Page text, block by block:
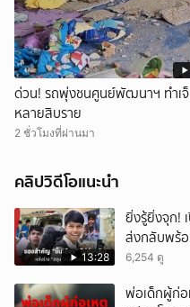
ด่วน! รถพุ่งชนศูนย์พัฒนาฯ ทำเ
หลายสิบราย
2 ชั่วโมงที่ผ่านมา
คลิปวิดีโอแนะนำ
13:28
ยิ่งรู้ยิ่งจุก!
ส่งกลับพร้อ
6,254 ดู
พ่อเด็กผู้ก่อ